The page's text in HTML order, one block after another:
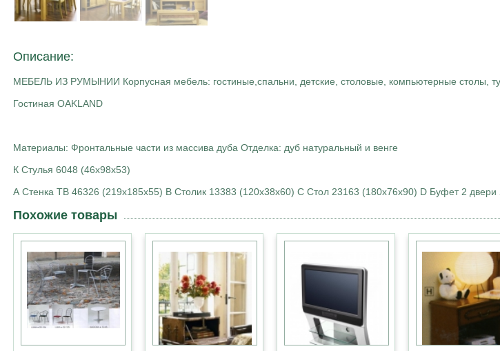
Описание:
МЕБЕЛЬ ИЗ РУМЫНИИ Корпусная мебель: гостиные,спальни, детские, столовые, компьютерные столы,
Гостиная OAKLAND
Материалы: Фронтальные части из массива дуба Отделка: дуб натуральный и венге
К Стулья 6048 (46х98х53)
А Стенка ТВ 46326 (219х185х55) В Столик 13383 (120х38х60) С Стол 23163 (180х76х90) D Буфет 2
Похожие товары